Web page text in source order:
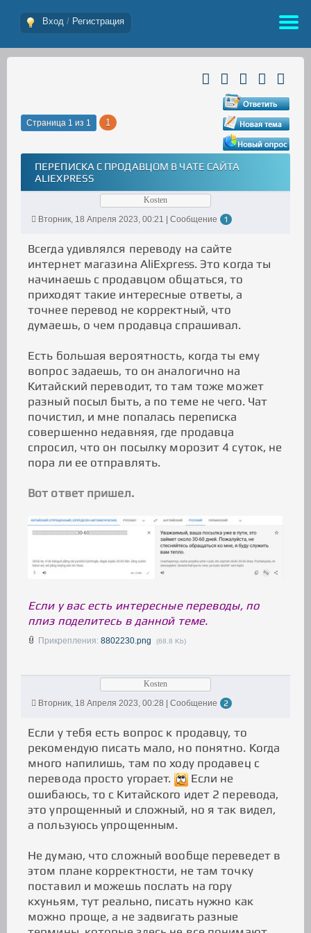
Вход / Регистрация
Страница 1 из 1 1
ПЕРЕПИСКА С ПРОДАВЦОМ В ЧАТЕ САЙТА
ALIEXPRESS
Kosten
Вторник, 18 Апреля 2023, 00:21 | Сообщение
1
Всегда удивлялся переводу на сайте
интернет магазина AliExpress. Это когда ты
начинаешь с продавцом общаться, то
приходят такие интересные ответы, а
точнее перевод не корректный, что
думаешь, о чем продавца спрашивал.
Есть большая вероятность, когда ты ему
вопрос задаешь, то он аналогично на
Китайский переводит, то там тоже может
разный посыл быть, а по теме не чего. Чат
почистил, и мне попалась переписка
совершенно недавняя, где продавца
спросил, что он посылку морозит 4 суток, не
пора ли ее отправлять.
Вот ответ пришел.
Если у вас есть интересные переводы, по
плиз поделитесь в данной теме.
Прикрепления: 8802230.png (68.8 Kb)
Kosten
Вторник, 18 Апреля 2023, 00:28 | Сообщение
2
Если у тебя есть вопрос к продавцу, то
рекомендую писать мало, но понятно. Когда
много напилишь, там по ходу продавец с
перевода просто угорает.
Если не
ошибаюсь, то с Китайского идет 2 перевода,
это упрощенный и сложный, но я так видел,
а пользуюсь упрощенным.
Не думаю, что сложный вообще переведет в
этом плане корректности, не там точку
поставил и можешь послать на гору
кхуньям, тут реально, писать нужно как
можно проще, а не задвигать разные